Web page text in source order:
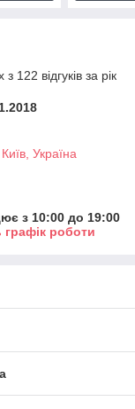
122 відгуків за рік
Україна
з 10:00 до 19:00
графік роботи